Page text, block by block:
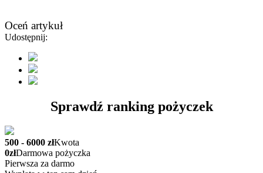
Oceń artykuł
Udostępnij:
Sprawdź ranking pożyczek
500 - 6000 złKwota
0złDarmowa pożyczka
Pierwsza za darmo